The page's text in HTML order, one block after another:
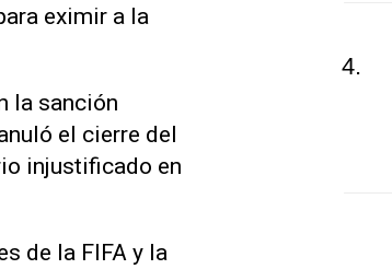
eximir a la
la sanción
el cierre del
injustificado en
de ‌la FIFA y la
4.